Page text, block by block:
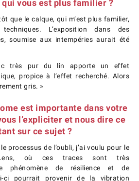
vous est plus familier ?
que le calque, qui m’est plus familier,
L’exposition dans des
soumise aux intempéries aurait été
très pur du lin apporte un effet
propice à l’effet recherché. Alors
gris. »
est importante dans votre
l’expliciter et nous dire ce
sur ce sujet ?
processus de l’oubli, j’ai voulu pour le
où ces traces sont très
phénomène de résilience et de
ci pourrait provenir de la vibration